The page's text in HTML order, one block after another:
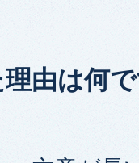
由は何